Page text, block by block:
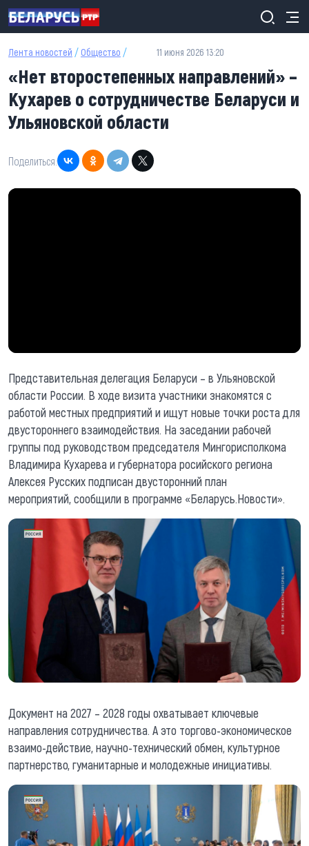
Перейти к основному содержанию
Лента новостей / Общество / 11 июня 2026 13:20
«Нет второстепенных направлений» –
Кухарев о сотрудничестве Беларуси и
Ульяновской области
Поделиться:
Представительная делегация Беларуси – в Ульяновской
области России. В ходе визита участники знакомятся с
работой местных предприятий и ищут новые точки роста для
двустороннего взаимодействия. На заседании рабочей
группы под руководством председателя Мингорисполкома
Владимира Кухарева и губернатора росийского региона
Алексея Русских подписан двусторонний план
мероприятий, сообщили в программе «Беларусь.Новости».
Документ на 2027 – 2028 годы охватывает ключевые
направления сотрудничества. А это торгово-экономическое
взаимо-действие, научно-технический обмен, культурное
партнерство, гуманитарные и молодежные инициативы.